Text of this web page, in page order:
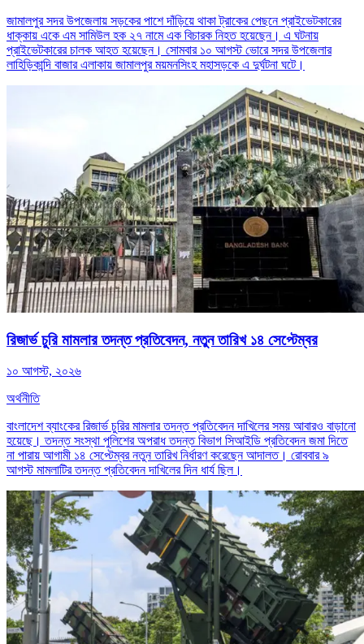
জামালপুর সদর উপজেলায় সড়কের পাশে দাঁড়িয়ে থাকা ট্রাকের পেছনে প্রাইভেটকারের
ধাক্কায় একে এম সামিউল হক ২৭ নামে এক বিচারক নিহত হয়েছেন। এ ঘটনায়
প্রাইভেটকারের চালক আহত হয়েছেন। সোমবার ১০ আগস্ট ভোরে সদর উপজেলার
লাহিড়িকান্দি বাজার এলাকায় জামালপুর ময়মনসিংহ মহাসড়কে এ দুর্ঘটনা ঘটে।
রিজার্ভ চুরি মামলার তদন্ত প্রতিবেদন, নতুন তারিখ ১৪ সেপ্টেম্বর
১০ আগস্ট, ২০২৬
অর্থনীতি
বাংলাদেশ ব্যাংকের রিজার্ভ চুরির মামলার তদন্ত প্রতিবেদন দাখিলের সময় আবারও বাড়ানো
হয়েছে। তদন্ত সংস্থা পুলিশের অপরাধ তদন্ত বিভাগ সিআইডি প্রতিবেদন জমা দিতে
না পারায় আগামী ১৪ সেপ্টেম্বর নতুন তারিখ নির্ধারণ করেছেন আদালত। রোববার ৯
আগস্ট মামলাটির তদন্ত প্রতিবেদন দাখিলের দিন ধার্য ছিল।